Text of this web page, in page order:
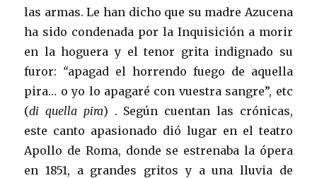
las armas. Le han dicho que su madre Azucena
ha sido condenada por la Inquisición a morir
en la hoguera y el tenor grita indignado su
furor: “apagad el horrendo fuego de aquella
pira… o yo lo apagaré con vuestra sangre”, etc
(di quella pira) . Según cuentan las crónicas,
este canto apasionado dió lugar en el teatro
Apollo de Roma, donde se estrenaba la ópera
en 1851, a grandes gritos y a una lluvia de